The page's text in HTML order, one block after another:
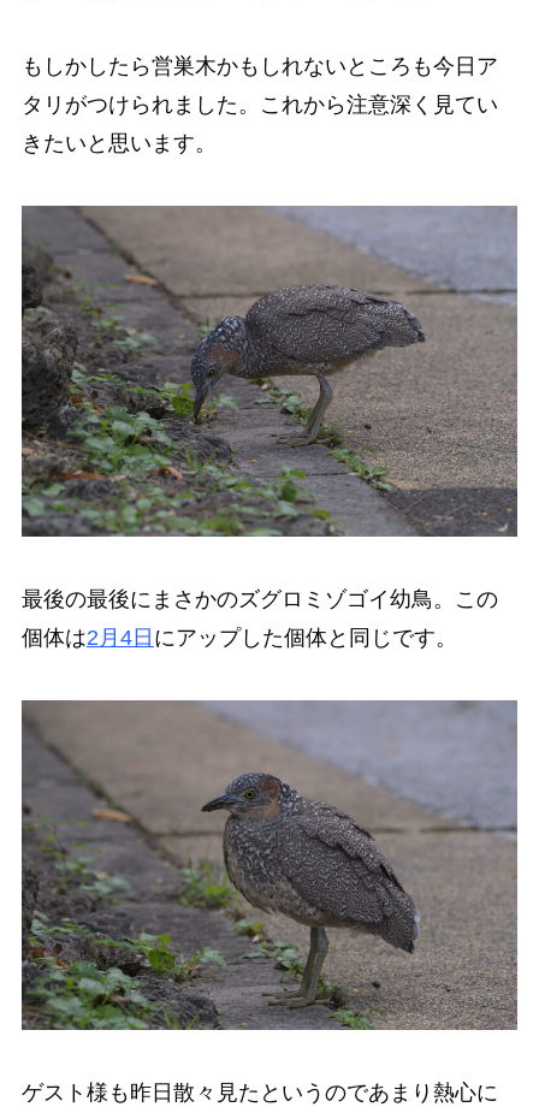
もしかしたら営巣木かもしれないところも今日ア
タリがつけられました。これから注意深く見てい
きたいと思います。
最後の最後にまさかのズグロミゾゴイ幼鳥。この
個体は2月4日 にアップした個体と同じです。
ゲスト様も昨日散々見たというのであまり熱心に